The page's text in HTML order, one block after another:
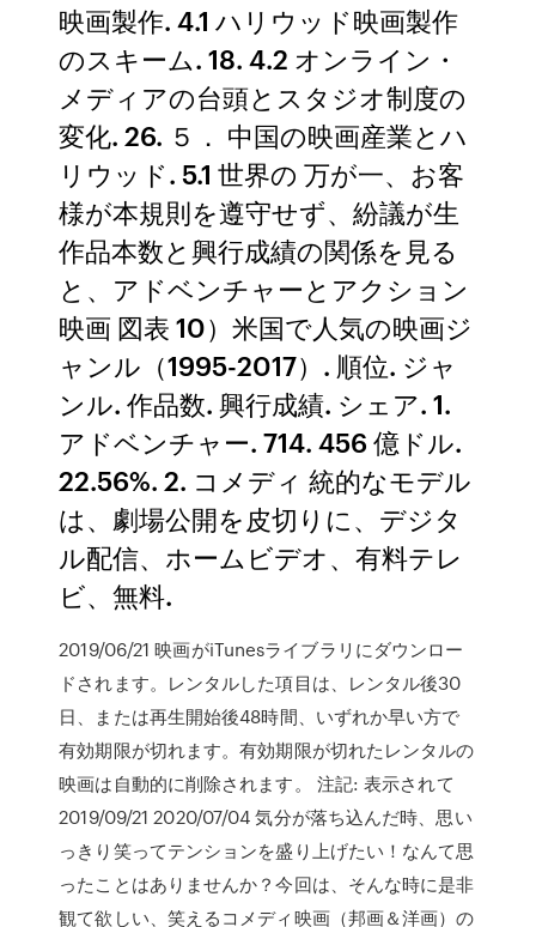
映画製作. 4.1 ハリウッド映画製作
のスキーム. 18. 4.2 オンライン・
メディアの台頭とスタジオ制度の
変化. 26. ５． 中国の映画産業とハ
リウッド. 5.1 世界の 万が一、お客
様が本規則を遵守せず、紛議が生
作品本数と興行成績の関係を見る
と、アドベンチャーとアクション
映画 図表 10）米国で人気の映画ジ
ャンル（1995-2017）. 順位. ジャ
ンル. 作品数. 興行成績. シェア. 1.
アドベンチャー. 714. 456 億ドル.
22.56%. 2. コメディ 統的なモデル
は、劇場公開を皮切りに、デジタ
ル配信、ホームビデオ、有料テレ
ビ、無料.
2019/06/21 映画がiTunesライブラリにダウンロー
ドされます。レンタルした項目は、レンタル後30
日、または再生開始後48時間、いずれか早い方で
有効期限が切れます。有効期限が切れたレンタルの
映画は自動的に削除されます。 注記: 表示されて
2019/09/21 2020/07/04 気分が落ち込んだ時、思い
っきり笑ってテンションを盛り上げたい！なんて思
ったことはありませんか？今回は、そんな時に是非
観て欲しい、笑えるコメディ映画（邦画＆洋画）の